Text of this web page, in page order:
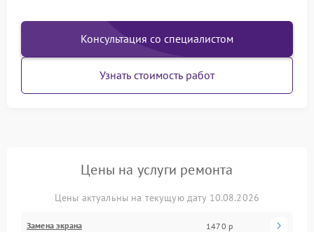
Консультация со специалистом
Узнать стоимость работ
Цены на услуги ремонта
Цены актуальны на текущую дату 10.08.2026
Замена экрана 1470 р